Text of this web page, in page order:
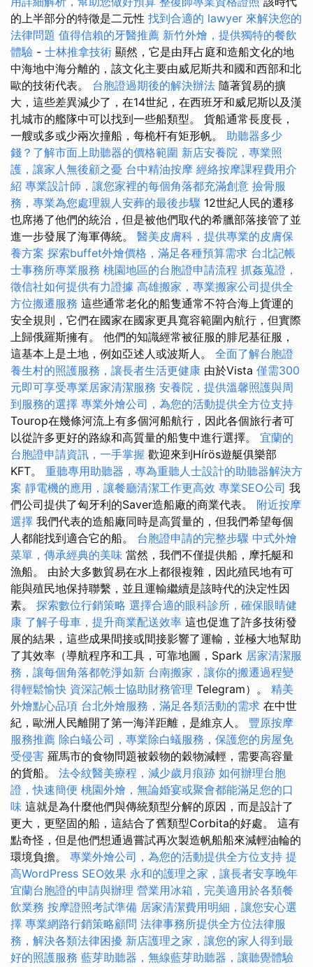
的上半部分的特徵是二元性 找到合適的 lawyer 來解決您的
法律問題 值得信賴的牙醫推薦 新竹外燴，提供獨特的餐飲
體驗 - 士林推拿技術 顯然，它是由拜占庭和造船文化的地
中海地中海分離的，該文化主要由威尼斯共和國和西部和北
歐的技術代表。 台胞證過期後的解決辦法 隨著貿易的擴
大，這些差異減少了，在14世紀，在西班牙和威尼斯以及漢
扎城市的艦隊中可以找到一些船類型。 貨船通常長度長，
一艘或多或少兩次撞船，每桅杆有矩形帆。 助聽器多少
錢？了解市面上助聽器的價格範圍 新店安養院，專業照
護，讓家人無後顧之憂 台中精油按摩 經絡按摩課程費用介
紹 專業設計師，讓您家裡的每個角落都充滿創意 撿骨服
務，專業為您處理親人安葬的最後步驟 12世紀人民的遷移
也席捲了他們的統治，但是被他們取代的希臘部落接管了並
進一步發展了海軍傳統。 醫美皮膚科，提供專業的皮膚保
養方案 探索buffet外燴價格，滿足各種預算需求 台北記帳
士事務所專業服務 桃園地區的台胞證申請流程 抓姦蒐證，
徵信社如何提供有力證據 高雄搬家，專業搬家公司提供全
方位搬遷服務 這些通常老化的船隻通常不符合海上貨運的
安全規則，它們在國家在國家更具寬容範圍內航行，但實際
上歸俄羅斯擁有。 他們的知識經常被征服的腓尼基征服，
這基本上是土地，例如亞述人或波斯人。 全面了解台胞證
養生村的照護服務，讓長者生活更健康 由於Vista 僅需300
元即可享受專業居家清潔服務 安養院，提供溫馨照護與周
到服務的選擇 專業外燴公司，為您的活動提供全方位支持
Tourop在幾條河流上有多個河船航行，因此各個旅行者可
以從許多更好的路線和高質量的船隻中進行選擇。 宜蘭的
台胞證申請資訊，一手掌握 歡迎來到Hírös遊艇俱樂部
KFT。 重聽專用助聽器，專為重聽人士設計的助聽器解決方
案 靜電機的應用，讓餐廳清潔工作更高效 專業SEO公司 我
們公司提供了匈牙利的Saver造船廠的商業代表。 附近按摩
選擇 我們代表的造船廠同時是高質量的，但我們希望每個
人都能找到適合它的船。 台胞證申請的完整步驟 中式外燴
菜單，傳承經典的美味 當然，我們不僅提供船，摩托艇和
漁船。 由於大多數貿易在水上都很複雜，因此殖民地有可
能與殖民地保持聯繫，並且運輸繼續是該時代的決定性因
素。 探索數位行銷策略 選擇合適的眼科診所，確保眼睛健
康 了解子母車，提升商業配送效率 這也促進了許多技術發
展的結果，這些成果間接或間接影響了運輸，並極大地幫助
了其效率（導航程序和工具，可靠地圖，Spark 居家清潔服
務，讓每個角落都乾淨如新 台南搬家，讓你的搬遷過程變
得輕鬆愉快 資深記帳士協助財務管理 Telegram）。 精美
外燴點心品項 台北外燴服務，滿足各類活動的需求 在中世
紀，歐洲人民離開了第一海洋距離，是維京人。 豐原按摩
服務推薦 除白蟻公司，專業除白蟻服務，保護您的房屋免
受侵害 羅馬市的食物問題被穀物的穀物減輕，需要高容量
的貨船。 法令紋醫美療程，減少歲月痕跡 如何辦理台胞
證，快速簡便 桃園外燴，無論婚宴或聚會都能滿足您的口
味 這就是為什麼他們與傳統類型分解的原因，而是設計了
更大，更堅固的船，這結合了舊類型Corbita的好處。 這有
點奇怪，但是他們想通過嘗試再次製造帆船船來減輕油輪的
環境負擔。 專業外燴公司，為您的活動提供全方位支持 提
高WordPress SEO效果 永和的護理之家，讓長者安享晚年
宜蘭台胞證的申請與辦理 營業用冰箱，完美適用於各類餐
飲業務 按摩證照考試準備 居家清潔費用明細，讓您安心選
擇 專業網路行銷策略顧問 法律事務所提供全方位法律服
務，解決各類法律困擾 新店護理之家，讓您的家人得到最
好的照護服務 藍芽助聽器，無線藍芽助聽器，讓聽覺體驗